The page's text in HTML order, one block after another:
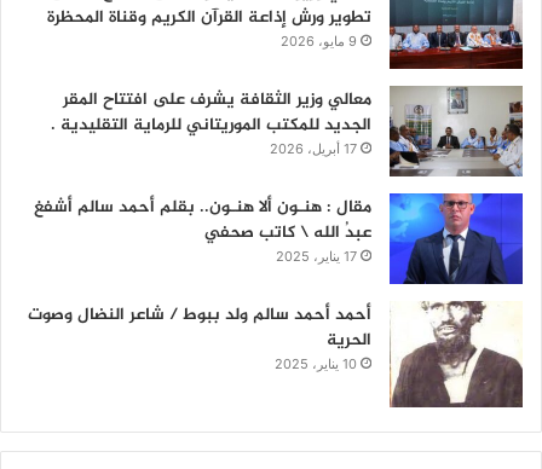
تطوير ورش إذاعة القرآن الكريم وقناة المحظرة
9 مايو، 2026
معالي وزير الثقافة يشرف على افتتاح المقر
الجديد للمكتب الموريتاني للرماية التقليدية .
17 أبريل، 2026
مقال : هنـون ألا هنـون.. بقلم أحمد سالم أشفغ
عبدُ الله \ كاتب صحفي
17 يناير، 2025
أحمد أحمد سالم ولد ببوط / شاعر النضال وصوت
الحرية
10 يناير، 2025